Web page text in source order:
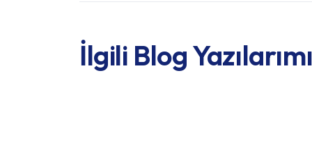
İlgili Blog